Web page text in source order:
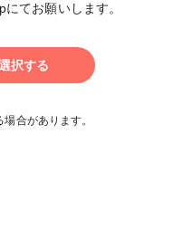
てお願いします。
択する
合があります。